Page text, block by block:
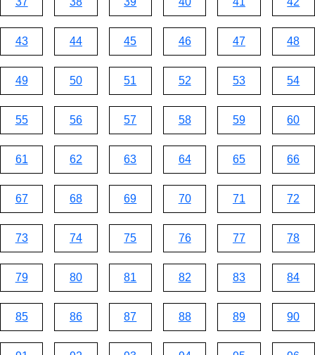
43 44 45 46 47 48
49 50 51 52 53 54
55 56 57 58 59 60
61 62 63 64 65 66
67 68 69 70 71 72
73 74 75 76 77 78
79 80 81 82 83 84
85 86 87 88 89 90